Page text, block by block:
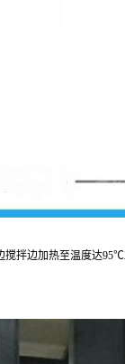
拌边加热至温度达